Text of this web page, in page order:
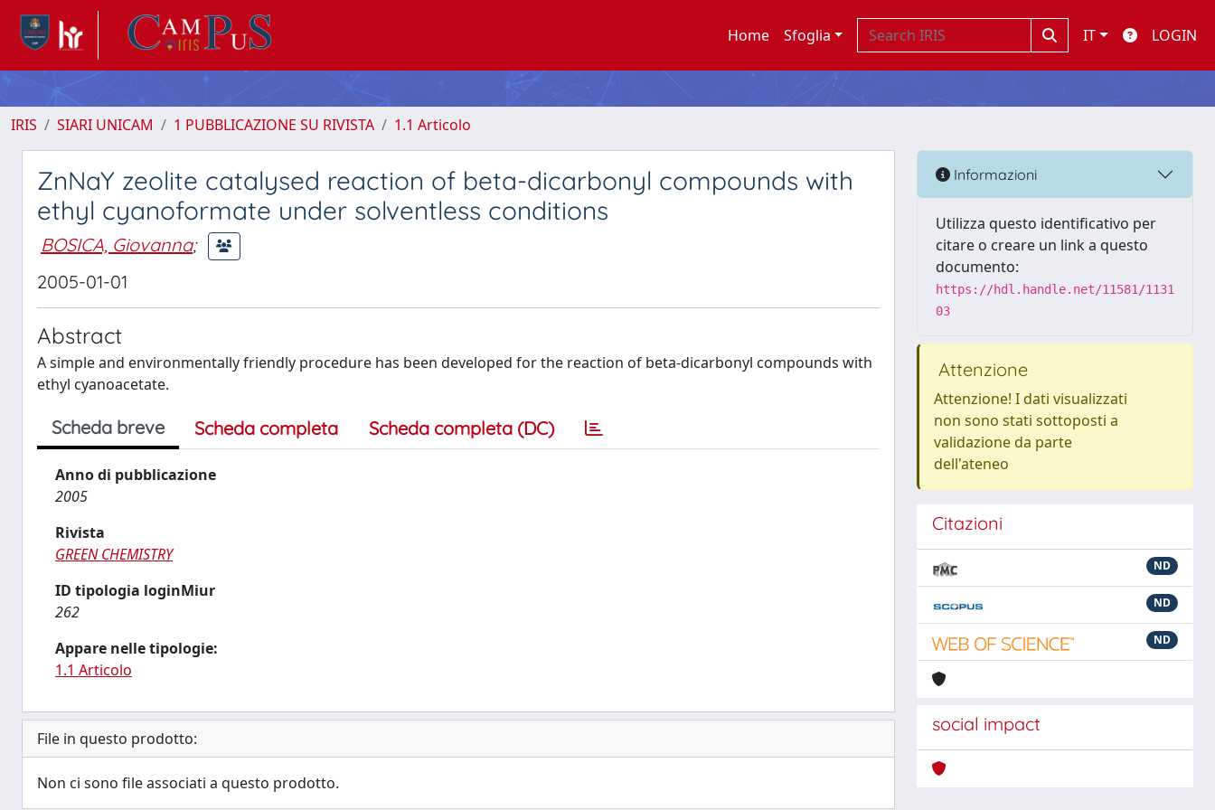
Home Sfoglia IT LOGIN
IRIS SIARI UNICAM 1 PUBBLICAZIONE SU RIVISTA 1.1 Articolo
ZnNaY zeolite catalysed reaction of beta-dicarbonyl compounds with
ethyl cyanoformate under solventless conditions
BOSICA, Giovanna;
2005-01-01
Abstract
A simple and environmentally friendly procedure has been developed for the reaction of beta-dicarbonyl compounds with
ethyl cyanoacetate.
Scheda breve Scheda completa Scheda completa (DC)
Anno di pubblicazione
2005
Rivista
GREEN CHEMISTRY
ID tipologia loginMiur
262
Appare nelle tipologie:
1.1 Articolo
File in questo prodotto:
Non ci sono file associati a questo prodotto.
Informazioni
Utilizza questo identificativo per
citare o creare un link a questo
documento:
https://hdl.handle.net/11581/1131
03
Attenzione
Attenzione! I dati visualizzati
non sono stati sottoposti a
validazione da parte
dell'ateneo
Citazioni
ND
ND
ND
social impact